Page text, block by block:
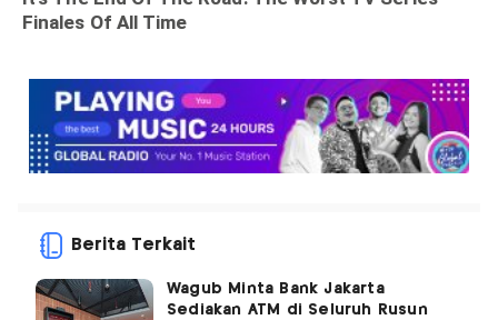
Berita Terkait
Wagub Minta Bank Jakarta
Sediakan ATM di Seluruh Rusun